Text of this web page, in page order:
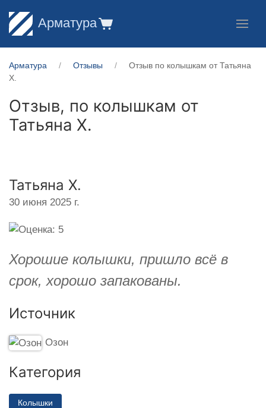
Арматура
Арматура Отзывы
Отзыв по колышкам от Татьяна
Х.
Отзыв, по колышкам от
Татьяна Х.
Татьяна Х.
30 июня 2025 г.
Хорошие колышки, пришло всё в
срок, хорошо запакованы.
Источник
Озон
Категория
Колышки